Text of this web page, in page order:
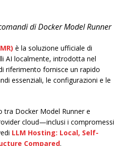
di Docker Model Runner
è la soluzione ufficiale di
AI localmente, introdotta nel
riferimento fornisce un rapido
essenziali, le configurazioni e le
tra Docker Model Runner e
cloud—inclusi i compromessi
LLM Hosting: Local, Self-
Compared.